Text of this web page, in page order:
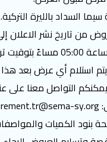
السداد بالليرة التركية.
2026 يوم الاربعاء الساعة
استلام أي عرض بعد هذا
التواصل معنا على
sy.org
بنود الكميات